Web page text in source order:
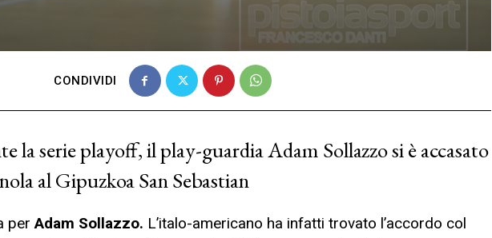
CONDIVIDI
la serie playoff, il play-guardia Adam Sollazzo si è accasato
al Gipuzkoa San Sebastian
perAdam Sollazzo. L’italo-americano ha infatti trovato l’accordo col